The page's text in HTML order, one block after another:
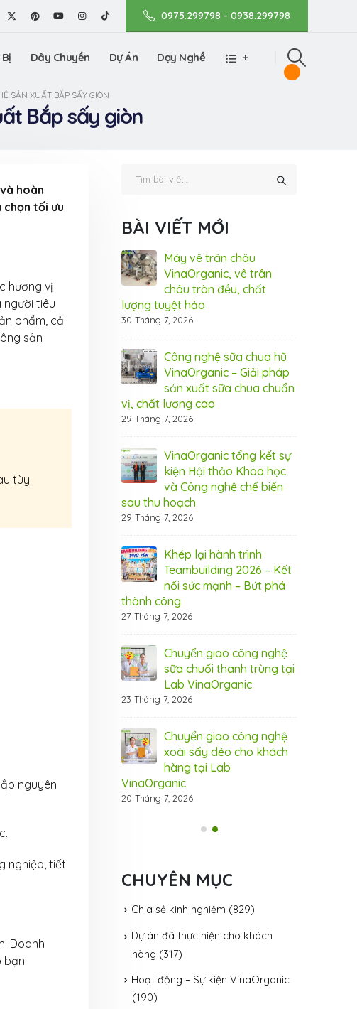
0975.299798 - 0938.299798
Dây Chuyền Dự Án Dạy Nghề +
SẢN XUẤT BẮP SẤY GIÒN
Bắp sấy giòn
hoàn
chọn tối ưu
hương vị
tiêu
phẩm, cải
sản
tùy
nguyên
nghiệp, tiết
Doanh
bạn.
BÀI VIẾT MỚI
Việt tại TP.HCM (Bình
Máy vê trân châu
VinaOrganic, vê trân
châu tròn đều, chất
lượng tuyệt hảo
30 Tháng 7, 2026
Công nghệ sữa chua hũ
VinaOrganic – Giải pháp
sản xuất sữa chua chuẩn
vị, chất lượng cao
29 Tháng 7, 2026
VinaOrganic tổng kết sự
kiện Hội thảo Khoa học
và Công nghệ chế biến
sau thu hoạch
29 Tháng 7, 2026
Khép lại hành trình
Teambuilding 2026 – Kết
nối sức mạnh – Bứt phá
thành công
27 Tháng 7, 2026
Chuyển giao công nghệ
sữa chuối thanh trùng tại
Lab VinaOrganic
23 Tháng 7, 2026
Chuyển giao công nghệ
xoài sấy dẻo cho khách
hàng tại Lab
VinaOrganic
20 Tháng 7, 2026
CHUYÊN MỤC
Chia sẻ kinh nghiệm (829)
Dự án đã thực hiện cho khách
hàng (317)
Hoạt động – Sự kiện VinaOrganic
(190)